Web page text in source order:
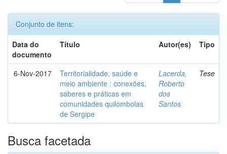
Conjunto de itens:
Data do
documento
Título Autor(es) Tipo
6-Nov-2017
Territorialidade, saúde e
meio ambiente : conexões,
saberes e práticas em
comunidades quilombolas
de Sergipe
Lacerda,
Roberto
dos
Santos
Tese
Busca facetada